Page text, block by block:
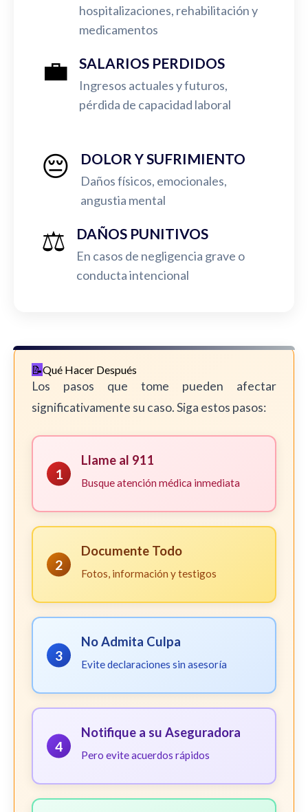
hospitalizaciones, rehabilitación y
medicamentos
💼 SALARIOS PERDIDOS
Ingresos actuales y futuros,
pérdida de capacidad laboral
😔 DOLOR Y SUFRIMIENTO
Daños físicos, emocionales,
angustia mental
⚖️ DAÑOS PUNITIVOS
En casos de negligencia grave o
conducta intencional
Qué Hacer Después
Los pasos que tome pueden afectar
significativamente su caso. Siga estos pasos:
1
Llame al 911
Busque atención médica inmediata
2
Documente Todo
Fotos, información y testigos
3
No Admita Culpa
Evite declaraciones sin asesoría
4
Notifique a su Aseguradora
Pero evite acuerdos rápidos